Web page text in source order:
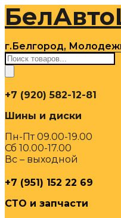
Перейти
содержимому
г.Белгород,
Поиск
товаров
+7 (920) 582-12-81
Шины и диски
Пн-Пт 09.00-19.00
Сб 10.00-17.00
Вс – выходной
+7 (951) 152 22 69
СТО и запчасти